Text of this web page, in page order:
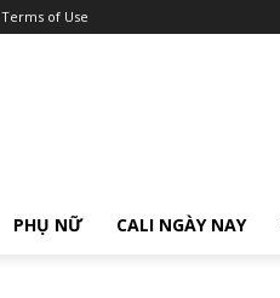
Terms of Use
PHỤ NỮ CALI NGÀY NAY